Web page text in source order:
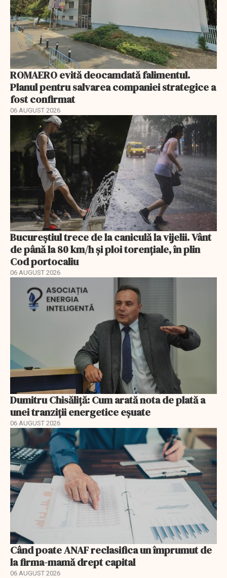
ROMAERO evită deocamdată falimentul.
Planul pentru salvarea companiei strategice a
fost confirmat
06 AUGUST 2026
Bucureștiul trece de la caniculă la vijelii. Vânt
de până la 80 km/h și ploi torențiale, în plin
Cod portocaliu
06 AUGUST 2026
Dumitru Chisăliță: Cum arată nota de plată a
unei tranziții energetice eșuate
06 AUGUST 2026
Când poate ANAF reclasifica un împrumut de
la firma-mamă drept capital
06 AUGUST 2026